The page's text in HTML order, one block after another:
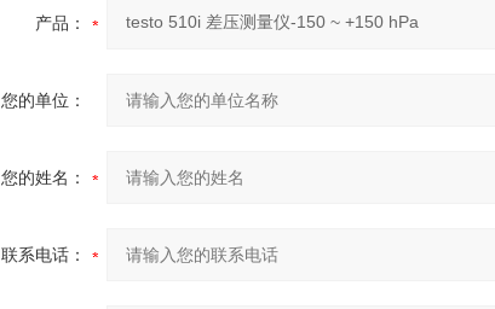
产品：
您的单位：
您的姓名：
联系电话：